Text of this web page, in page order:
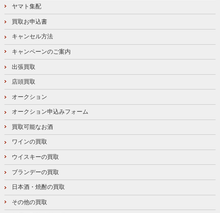
ヤマト集配
買取お申込書
キャンセル方法
キャンペーンのご案内
出張買取
店頭買取
オークション
オークション申込みフォーム
買取可能なお酒
ワインの買取
ウイスキーの買取
ブランデーの買取
日本酒・焼酎の買取
その他の買取